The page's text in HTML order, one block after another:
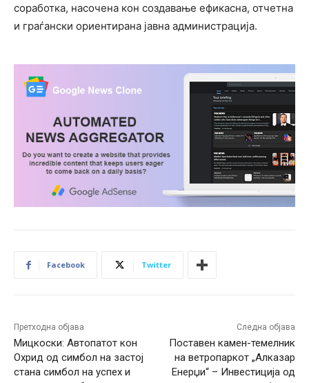
соработка, насочена кон создавање ефикасна, отчетна
и граѓански ориентирана јавна администрација.
Facebook Twitter
Претходна објава
Мицкоски: Автопатот кон
Охрид од симбол на застој
стана симбол на успех и
Следна објава
Поставен камен-темелник
на ветропаркот „Алказар
Енерџи“ – Инвестиција од